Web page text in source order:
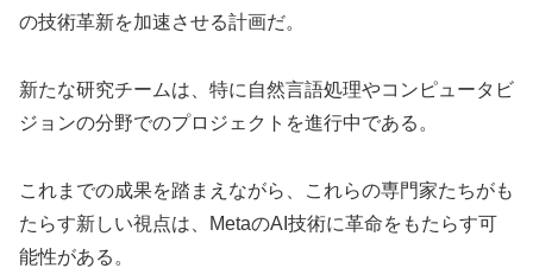
の技術革新を加速させる計画だ。
新たな研究チームは、特に自然言語処理やコンピュータビ
ジョンの分野でのプロジェクトを進行中である。
これまでの成果を踏まえながら、これらの専門家たちがも
たらす新しい視点は、MetaのAI技術に革命をもたらす可
能性がある。